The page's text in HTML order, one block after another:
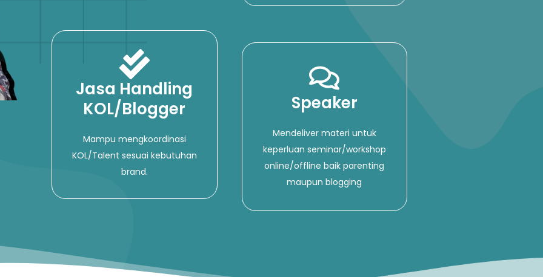
Jasa Handling
KOL/Blogger
Mampu mengkoordinasi
KOL/Talent sesuai kebutuhan
brand.
Speaker
Mendeliver materi untuk
keperluan seminar/workshop
online/offline baik parenting
maupun blogging